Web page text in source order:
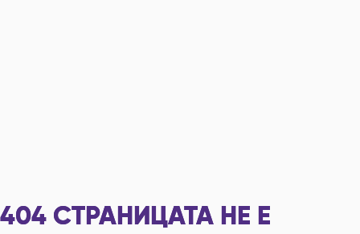
404 СТРАНИЦАТА НЕ Е